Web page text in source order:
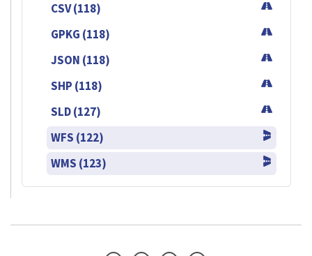
CSV (118)
GPKG (118)
JSON (118)
SHP (118)
SLD (127)
WFS (122)
WMS (123)